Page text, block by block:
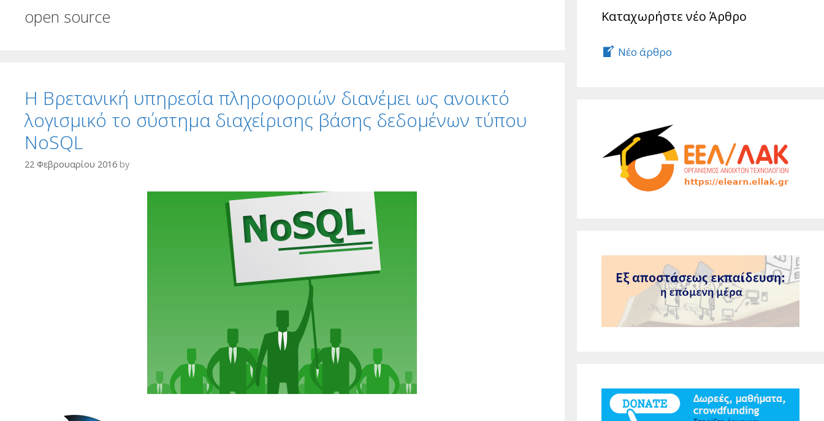
open source
H Βρετανική υπηρεσία πληροφοριών διανέμει ως ανοικτό
λογισμικό το σύστημα διαχείρισης βάσης δεδομένων τύπου
NoSQL
22 Φεβρουαρίου 2016 by
Καταχωρήστε νέο Άρθρο
Νέο άρθρο